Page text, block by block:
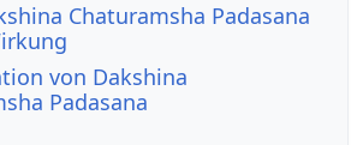
Chaturamsha Padasana
von Dakshina
Padasana